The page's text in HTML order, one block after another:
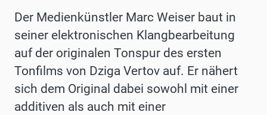
Der Medienkünstler Marc Weiser baut in
seiner elektronischen Klangbearbeitung
auf der originalen Tonspur des ersten
Tonfilms von Dziga Vertov auf. Er nähert
sich dem Original dabei sowohl mit einer
additiven als auch mit einer